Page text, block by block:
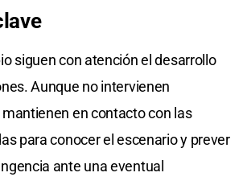
siguen con atención el desarrollo
Aunque no intervienen
en contacto con las
para conocer el escenario y prever
ante una eventual